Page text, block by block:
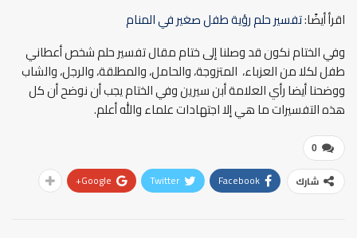
اقرأ أيضًا:تفسير حلم رؤية طفل صغير في المنام
وفي الختام نكون قد وصلنا إلى ختام مقال تفسير حلم شخص أعطاني
طفل لكلا من العزباء، المتزوجة، والحامل، والمطلقة، والرجل، والشاب
ووضحنا أيضا رأي العلامة أبن سيرين وفي الختام يجب أن نوضح أن كل
هذه التفسيرات ما هي إلا اجتهادات علماء والله أعلم.
0
شارك Facebook
Twitter
Google+